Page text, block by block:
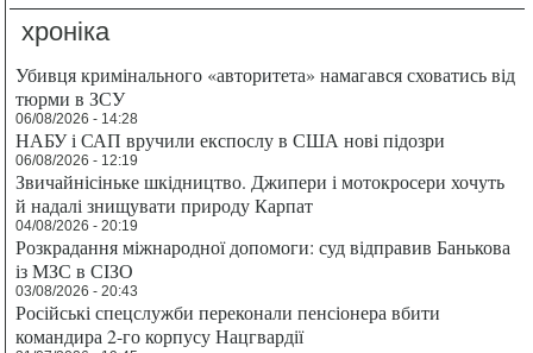
хроніка
Убивця кримінального «авторитета» намагався сховатись від
тюрми в ЗСУ
06/08/2026 - 14:28
НАБУ і САП вручили експослу в США нові підозри
06/08/2026 - 12:19
Звичайнісіньке шкідництво. Джипери і мотокросери хочуть
й надалі знищувати природу Карпат
04/08/2026 - 20:19
Розкрадання міжнародної допомоги: суд відправив Банькова
із МЗС в СІЗО
03/08/2026 - 20:43
Російські спецслужби переконали пенсіонера вбити
командира 2-го корпусу Нацгвардії